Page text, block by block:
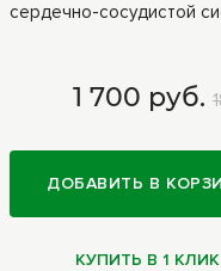
сердечно-сосудистой
1 700 руб.
1 700 руб.
ДОБАВИТЬ В
КУПИТЬ В 1 КЛИК